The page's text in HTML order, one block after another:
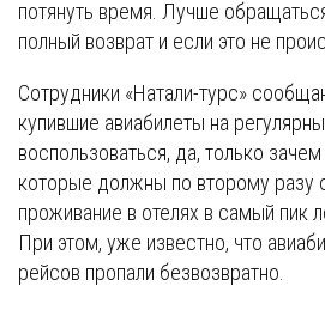
потянуть время. Лучше
полный возврат и если это не
Сотрудники «Натали-турс»
купившие авиабилеты на
воспользоваться, да, только
которые должны по второму разу
проживание в отелях в самый пик
При этом, уже известно, что
рейсов пропали безвозвратно.